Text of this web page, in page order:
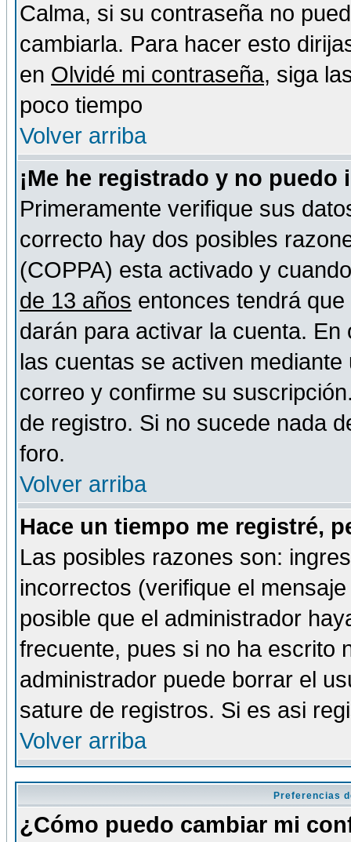
Calma, si su contraseña no
cambiarla. Para hacer esto
en Olvidé mi contraseña, siga
poco tiempo
Volver arriba
¡Me he registrado y no puedo
Primeramente verifique sus
correcto hay dos posibles
(COPPA) esta activado y
de 13 años entonces tendrá
darán para activar la cuenta.
las cuentas se activen
correo y confirme su
de registro. Si no sucede nada
foro.
Volver arriba
Hace un tiempo me registré,
Las posibles razones son:
incorrectos (verifique el
posible que el administrador
frecuente, pues si no ha escrito
administrador puede borrar el
sature de registros. Si es asi
Volver arriba
Preferencias
¿Cómo puedo cambiar mi